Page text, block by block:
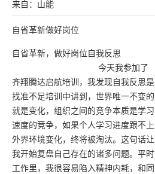
来自：山能
自省革新做好岗位
自省革新，做好岗位自我反思
今天我参加了
齐翔腾达启航培训，我发现自我反思是
找准不足培训中讲到，世界唯一不变的
就是变化，组织之间的竞争本质是学习
速度的竞争，如果个人学习进度跟不上
外界环境变化，终将被淘汰。这句话让
我开始复盘自己存在的诸多问题。平时
工作里，我很容易陷入精神内耗，和同